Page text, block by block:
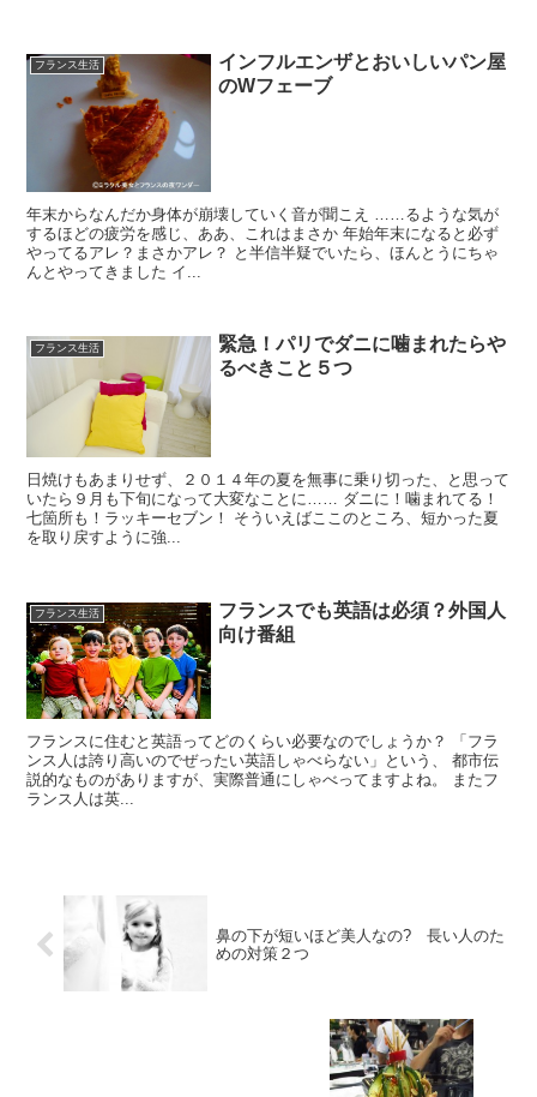
フランス生活
インフルエンザとおいしいパン屋
のWフェーブ
年末からなんだか身体が崩壊していく音が聞こえ ……るような気が
するほどの疲労を感じ、ああ、これはまさか 年始年末になると必ず
やってるアレ？まさかアレ？ と半信半疑でいたら、ほんとうにちゃ
んとやってきました イ...
フランス生活
緊急！パリでダニに噛まれたらや
るべきこと５つ
日焼けもあまりせず、２０１４年の夏を無事に乗り切った、と思って
いたら９月も下旬になって大変なことに…… ダニに！噛まれてる！
七箇所も！ラッキーセブン！ そういえばここのところ、短かった夏
を取り戻すように強...
フランス生活
フランスでも英語は必須？外国人
向け番組
フランスに住むと英語ってどのくらい必要なのでしょうか？ 「フラ
ンス人は誇り高いのでぜったい英語しゃべらない」という、 都市伝
説的なものがありますが、実際普通にしゃべってますよね。 またフ
ランス人は英...
鼻の下が短いほど美人なの? 長い人のた
めの対策２つ